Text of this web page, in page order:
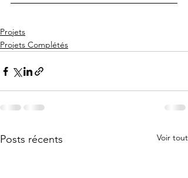
Projets
Projets Complétés
Posts récents Voir tout